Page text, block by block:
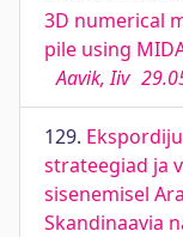
3D numerical
pile using
Aavik, Iiv
129.
strateegiad ja
sisenemisel
Skandinaavia